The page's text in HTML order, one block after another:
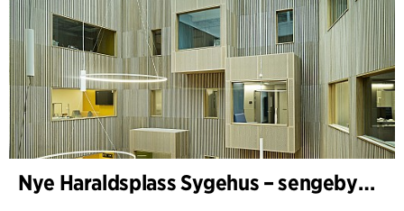
Nye Haraldsplass Sygehus – sengebygning